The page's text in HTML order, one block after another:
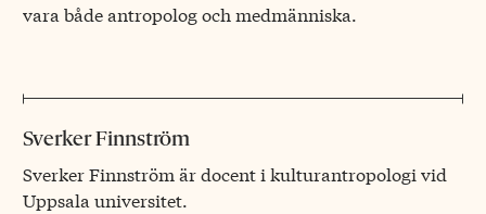
vara både antropolog och medmänniska.
Sverker Finnström
Sverker Finnström är docent i kulturantropologi vid
Uppsala universitet.